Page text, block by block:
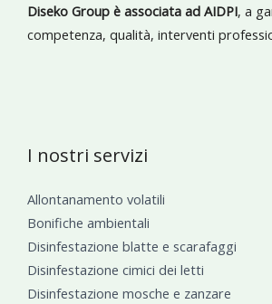
Diseko Group è associata ad AIDPI, a
competenza, qualità, interventi
I nostri servizi
Allontanamento volatili
Bonifiche ambientali
Disinfestazione blatte e scarafaggi
Disinfestazione cimici dei letti
Disinfestazione mosche e zanzare